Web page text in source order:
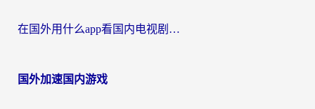
在国外用什么app看国内电视剧？3步解决版权限制+卡顿难题
国外加速国内游戏